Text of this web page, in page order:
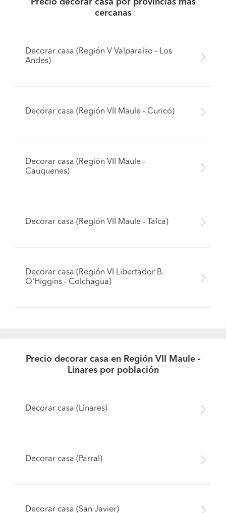
Precio decorar casa por provincias más
cercanas
Decorar casa (Región V Valparaíso - Los
Andes)
Decorar casa (Región VII Maule - Curicó)
Decorar casa (Región VII Maule -
Cauquenes)
Decorar casa (Región VII Maule - Talca)
Decorar casa (Región VI Libertador B.
O'Higgins - Colchagua)
Precio decorar casa en Región VII Maule -
Linares por población
Decorar casa (Linares)
Decorar casa (Parral)
Decorar casa (San Javier)